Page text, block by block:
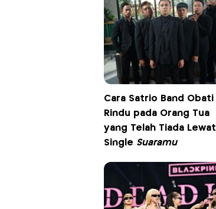
Cara Satrio Band Obati
Rindu pada Orang Tua
yang Telah Tiada Lewat
Single Suaramu